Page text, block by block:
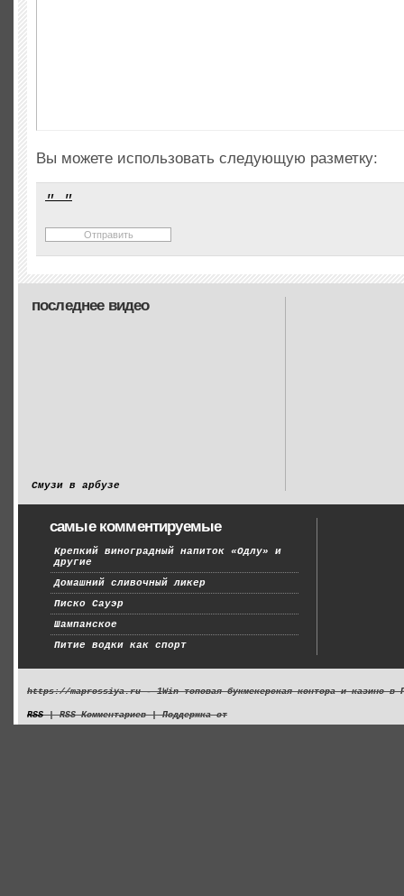
Вы можете использовать следующую разметку:
последнее видео
Смузи в арбузе
самые комментируемые
Крепкий виноградный напиток «Одлу» и
другие
Домашний сливочный ликер
Писко Сауэр
Шампанское
Питие водки как спорт
https://maprossiya.ru - 1Win топовая букмекерская контора и казино в
RSS| RSS Комментариев | Поддержка от